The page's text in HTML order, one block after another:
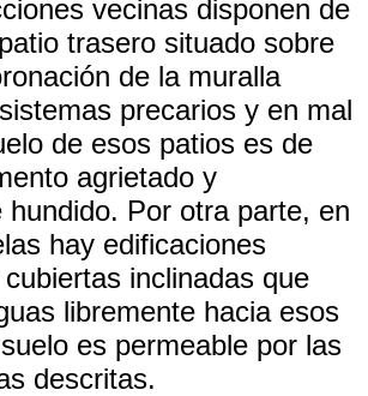
vecinas disponen de
trasero situado sobre
de la muralla
precarios y en mal
de esos patios es de
agrietado y
hundido. Por otra parte, en
hay edificaciones
inclinadas que
libremente hacia esos
es permeable por las
descritas.